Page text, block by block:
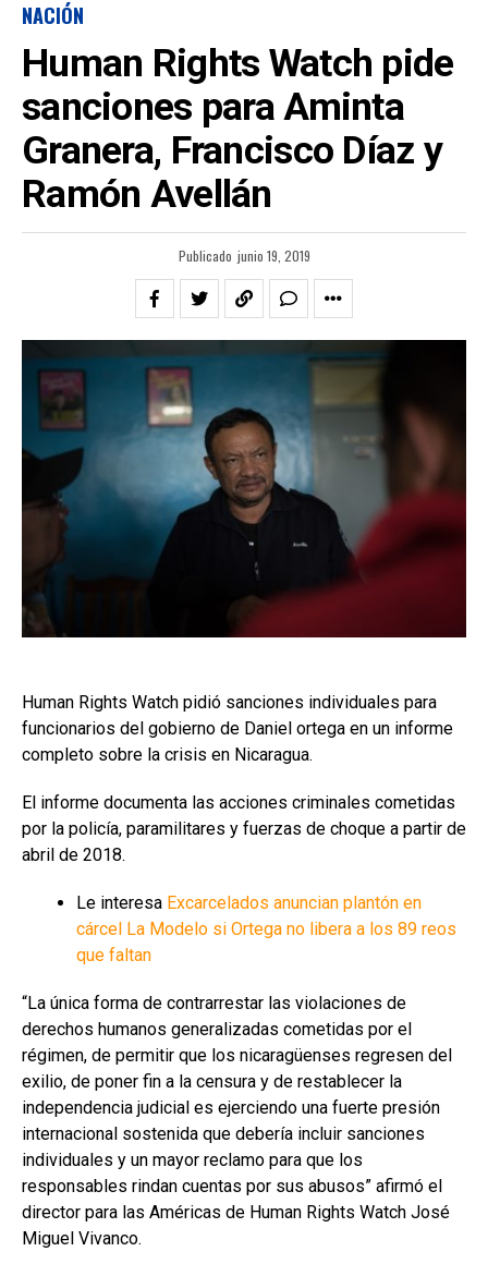
NACIÓN
Human Rights Watch pide
sanciones para Aminta
Granera, Francisco Díaz y
Ramón Avellán
Publicado junio 19, 2019
Human Rights Watch pidió sanciones individuales para
funcionarios del gobierno de Daniel ortega en un informe
completo sobre la crisis en Nicaragua.
El informe documenta las acciones criminales cometidas
por la policía, paramilitares y fuerzas de choque a partir de
abril de 2018.
Le interesa Excarcelados anuncian plantón en
cárcel La Modelo si Ortega no libera a los 89 reos
que faltan
“La única forma de contrarrestar las violaciones de
derechos humanos generalizadas cometidas por el
régimen, de permitir que los nicaragüenses regresen del
exilio, de poner fin a la censura y de restablecer la
independencia judicial es ejerciendo una fuerte presión
internacional sostenida que debería incluir sanciones
individuales y un mayor reclamo para que los
responsables rindan cuentas por sus abusos” afirmó el
director para las Américas de Human Rights Watch José
Miguel Vivanco.